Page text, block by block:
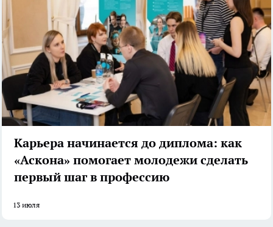
Карьера начинается до диплома: как
«Аскона» помогает молодежи сделать
первый шаг в профессию
13 июля